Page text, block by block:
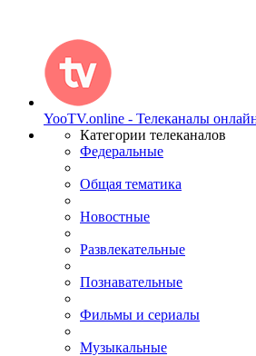
YooTV.online - Телеканалы
Категории телеканалов
Федеральные
Общая тематика
Новостные
Развлекательные
Познавательные
Фильмы и сериалы
Музыкальные